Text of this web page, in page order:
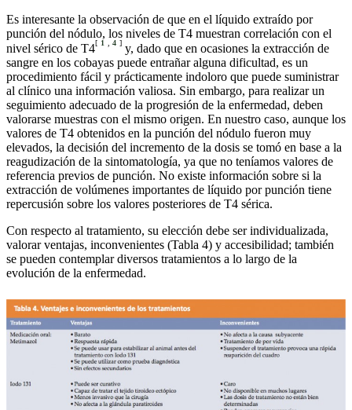
Es interesante la observación de que en el líquido extraído por
punción del nódulo, los niveles de T4 muestran correlación con el
nivel sérico de T4[ 1 4 ] y, dado que en ocasiones la extracción de
sangre en los cobayas puede entrañar alguna dificultad, es un
procedimiento fácil y prácticamente indoloro que puede suministrar
al clínico una información valiosa. Sin embargo, para realizar un
seguimiento adecuado de la progresión de la enfermedad, deben
valorarse muestras con el mismo origen. En nuestro caso, aunque los
valores de T4 obtenidos en la punción del nódulo fueron muy
elevados, la decisión del incremento de la dosis se tomó en base a la
reagudización de la sintomatología, ya que no teníamos valores de
referencia previos de punción. No existe información sobre si la
extracción de volúmenes importantes de líquido por punción tiene
repercusión sobre los valores posteriores de T4 sérica.
Con respecto al tratamiento, su elección debe ser individualizada,
valorar ventajas, inconvenientes (Tabla 4) y accesibilidad; también
se pueden contemplar diversos tratamientos a lo largo de la
evolución de la enfermedad.